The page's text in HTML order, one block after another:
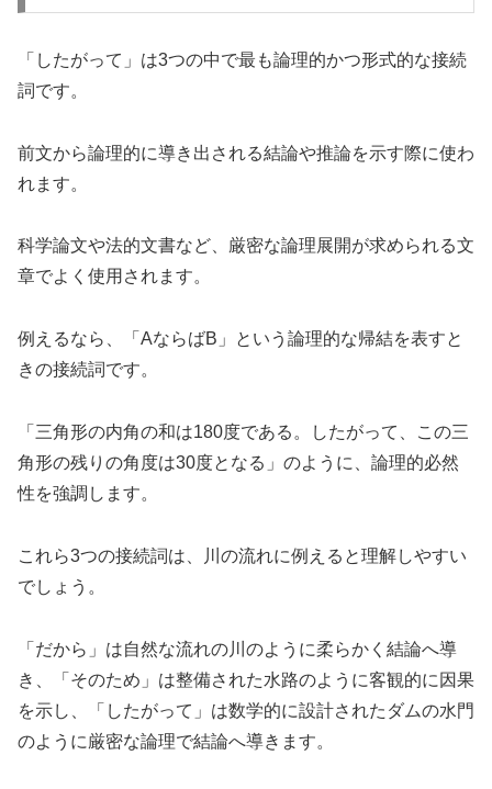
「したがって」は3つの中で最も論理的かつ形式的な接続
詞です。
前文から論理的に導き出される結論や推論を示す際に使わ
れます。
科学論文や法的文書など、厳密な論理展開が求められる文
章でよく使用されます。
例えるなら、「AならばB」という論理的な帰結を表すと
きの接続詞です。
「三角形の内角の和は180度である。したがって、この三
角形の残りの角度は30度となる」のように、論理的必然
性を強調します。
これら3つの接続詞は、川の流れに例えると理解しやすい
でしょう。
「だから」は自然な流れの川のように柔らかく結論へ導
き、「そのため」は整備された水路のように客観的に因果
を示し、「したがって」は数学的に設計されたダムの水門
のように厳密な論理で結論へ導きます。